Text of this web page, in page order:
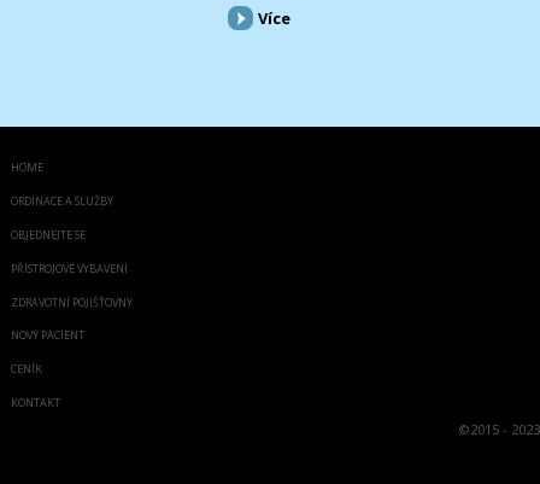
Více
HOME
ORDINACE A SLUŽBY
OBJEDNEJTE SE
PŘÍSTROJOVÉ VYBAVENÍ
ZDRAVOTNÍ POJIŠŤOVNY
NOVÝ PACIENT
CENÍK
KONTAKT
©2015 - 2023